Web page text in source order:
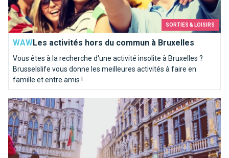
SORTIES & LOISIRS
WAWLes activités hors du commun à Bruxelles
Vous êtes à la recherche d'une activité insolite à Bruxelles ?
Brusselslife vous donne les meilleures activités à faire en
famille et entre amis !
Les 10 raisons qui rendent Bruxelles meilleure...